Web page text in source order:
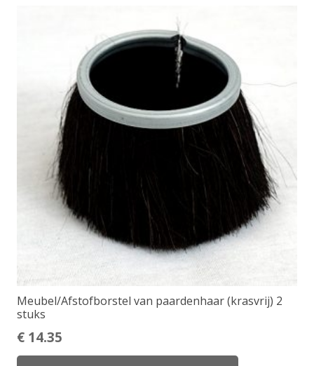
Meubel/Afstofborstel van paardenhaar (krasvrij) 2
stuks
€ 14.35